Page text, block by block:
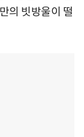
의 빗방울이 떨